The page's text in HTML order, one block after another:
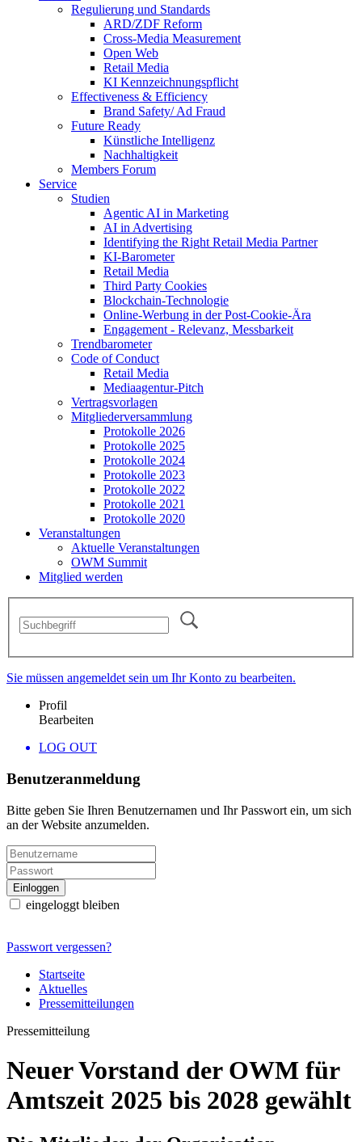
Regulierung und Standards
ARD/ZDF Reform
Cross-Media Measurement
Open Web
Retail Media
KI Kennzeichnungspflicht
Effectiveness & Efficiency
Brand Safety/ Ad Fraud
Future Ready
Künstliche Intelligenz
Nachhaltigkeit
Members Forum
Service
Studien
Agentic AI in Marketing
AI in Advertising
Identifying the Right Retail Media Partner
KI-Barometer
Retail Media
Third Party Cookies
Blockchain-Technologie
Online-Werbung in der Post-Cookie-Ära
Engagement - Relevanz, Messbarkeit
Trendbarometer
Code of Conduct
Retail Media
Mediaagentur-Pitch
Vertragsvorlagen
Mitgliederversammlung
Protokolle 2026
Protokolle 2025
Protokolle 2024
Protokolle 2023
Protokolle 2022
Protokolle 2021
Protokolle 2020
Veranstaltungen
Aktuelle Veranstaltungen
OWM Summit
Mitglied werden
Sie müssen angemeldet sein um Ihr Konto zu bearbeiten.
Profil
Bearbeiten
LOG OUT
Benutzeranmeldung
Bitte geben Sie Ihren Benutzernamen und Ihr Passwort ein, um sich
an der Website anzumelden.
eingeloggt bleiben
Passwort vergessen?
Startseite
Aktuelles
Pressemitteilungen
Pressemitteilung
Neuer Vorstand der OWM für
Amtszeit 2025 bis 2028 gewählt